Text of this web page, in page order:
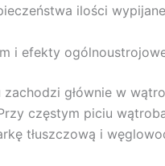
ilości
i efekty
zachodzi głównie w
częstym piciu
tłuszczową i